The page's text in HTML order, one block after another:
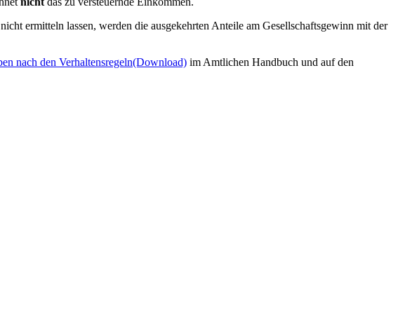
ermitteln lassen, werden die ausgekehrten Anteile am Gesellschaftsgewinn mit der
nach den Verhaltensregeln(Download) im Amtlichen Handbuch und auf den